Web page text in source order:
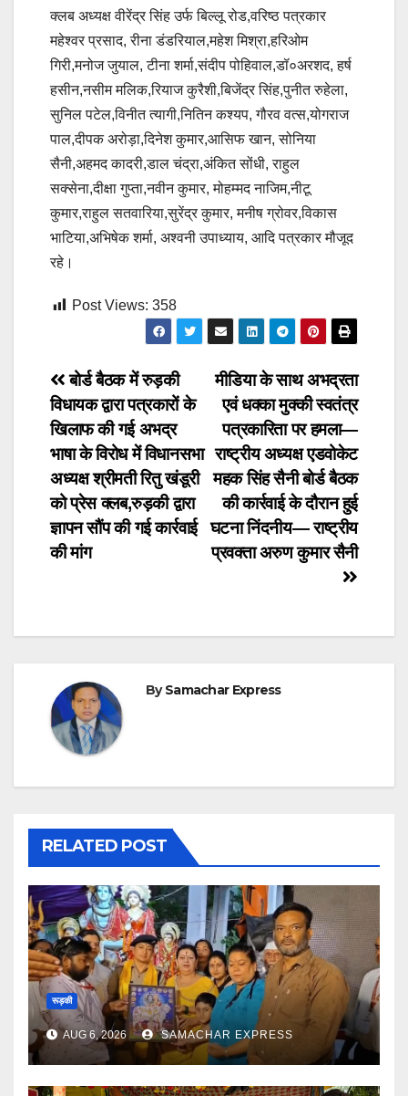
क्लब अध्यक्ष वीरेंद्र सिंह उर्फ बिल्लू रोड,वरिष्ठ पत्रकार
महेश्वर प्रसाद, रीना डंडरियाल,महेश मिश्रा,हरिओम
गिरी,मनोज जुयाल, टीना शर्मा,संदीप पोहिवाल,डॉ०अरशद, हर्ष
हसीन,नसीम मलिक,रियाज कुरैशी,बिजेंद्र सिंह,पुनीत रुहेला,
सुनिल पटेल,विनीत त्यागी,नितिन कश्यप, गौरव वत्स,योगराज
पाल,दीपक अरोड़ा,दिनेश कुमार,आसिफ खान, सोनिया
सैनी,अहमद कादरी,डाल चंद्रा,अंकित सोंधी, राहुल
सक्सेना,दीक्षा गुप्ता,नवीन कुमार, मोहम्मद नाजिम,नीटू
कुमार,राहुल सतवारिया,सुरेंद्र कुमार, मनीष ग्रोवर,विकास
भाटिया,अभिषेक शर्मा, अश्वनी उपाध्याय, आदि पत्रकार मौजूद
रहे।
Post Views: 358
Post
navigation
मीडिया के साथ अभद्रता
एवं धक्का मुक्की स्वतंत्र
पत्रकारिता पर हमला—
राष्ट्रीय अध्यक्ष एडवोकेट
महक सिंह सैनी बोर्ड बैठक
की कार्रवाई के दौरान हुई
घटना निंदनीय— राष्ट्रीय
प्रवक्ता अरुण कुमार सैनी
बोर्ड बैठक में रुड़की
विधायक द्वारा पत्रकारों के
खिलाफ की गई अभद्र
भाषा के विरोध में विधानसभा
अध्यक्ष श्रीमती रितु खंडूरी
को प्रेस क्लब,रुड़की द्वारा
ज्ञापन सौंप की गई कार्रवाई
की मांग
BySamachar Express
RELATED POST
रूड़की
AUG 6, 2026 SAMACHAR EXPRESS